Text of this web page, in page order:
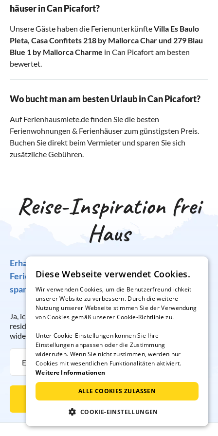
häuser in Can Picafort?
Unsere Gäste haben die FerienunterkünfteVilla Es Baulo
Pleta, Casa Confitets 218 by Mallorca Charund 279 Blau
Blue 1 by Mallorca Charme in Can Picafort am besten
bewertet.
Wo bucht man am besten Urlaub in Can Picafort?
Auf Ferienhausmiete.de finden Sie die besten
Ferienwohnungen & Ferienhäuser zum günstigsten Preis.
Buchen Sie direkt beim Vermieter und sparen Sie sich
zusätzliche Gebühren.
Reise-Inspiration frei
Haus
Erhalten Sie regelmäßig Angebote für traumhafte
Ferienunterkünfte, tolle Gewinnspiele und
spannende Reisetipps!
Ja, ich möchte regelmäßig per E-Mail den Newsletter der
resido GmbH erhalten. Die Anmeldung kann ich jederzeit
widerrufen.
Newsletter abonnieren
Diese Webseite verwendet Cookies.
Wir verwenden Cookies, um die Benutzerfreundlichkeit
unserer Website zu verbessern. Durch die weitere
Nutzung unserer Webseite stimmen Sie der Verwendung
von Cookies gemäß unserer Cookie-Richtlinie zu.
Unter Cookie-Einstellungen können Sie Ihre
Einstellungen anpassen oder die Zustimmung
widerrufen. Wenn Sie nicht zustimmen, werden nur
Cookies mit wesentlichen Funktionalitäten aktiviert.
Weitere Informationen
ALLE COOKIES ZULASSEN
COOKIE-EINSTELLUNGEN